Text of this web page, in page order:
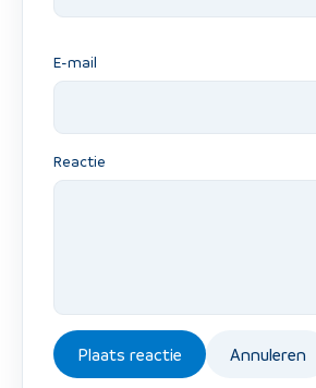
E-mail
Reactie
Plaats reactie Annuleren